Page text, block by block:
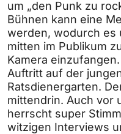
um „den Punk zu
Bühnen kann eine
werden, wodurch es
mitten im Publikum
Kamera
Auftritt auf der
Ratsdienergarten.
mittendrin. Auch vor
herrscht super
witzigen Interviews